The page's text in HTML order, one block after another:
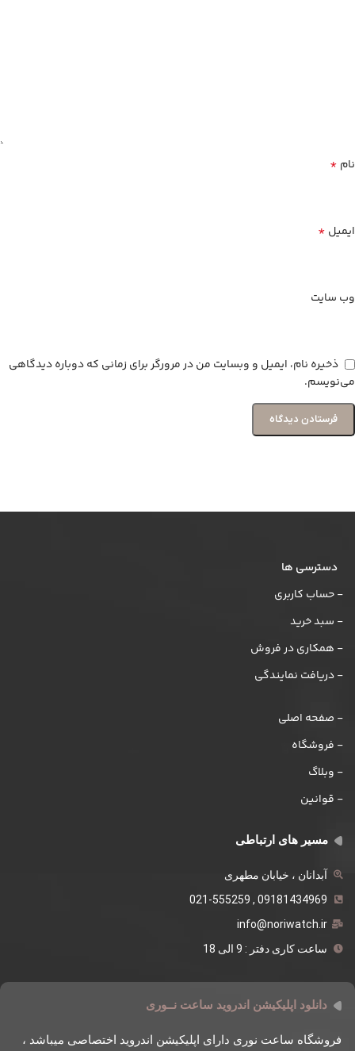
نام *
ایمیل *
وب‌ سایت
ذخیره نام، ایمیل و وبسایت من در مرورگر برای زمانی که دوباره دیدگاهی
می‌نویسم.
دسترسی ها
- حساب کاربری
- سبد خرید
- همکاری در فروش
- دریافت نمایندگی
- صفحه اصلی
- فروشگاه
- وبلاگ
- قوانین
مسیر های ارتباطی
آبدانان ، خیابان مطهری
09181434969 , 021-555259
info@noriwatch.ir
ساعت کاری دفتر : 9 الی 18
دانلود اپلیکیشن اندروید ساعت نــوری
فروشگاه ساعت نوری دارای اپلیکیشن اندروید اختصاصی میباشد ،